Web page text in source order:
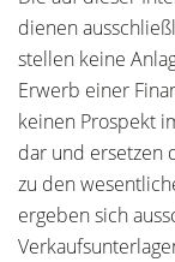
dienen
stellen keine
Erwerb einer
keinen Prospekt
dar und ersetzen
zu den
ergeben sich